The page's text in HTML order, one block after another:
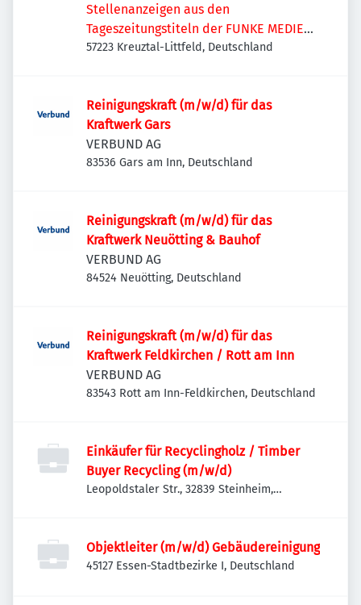
Stellenanzeigen aus den
Tageszeitungstiteln der FUNKE MEDIEN
NRW
57223 Kreuztal-Littfeld, Deutschland
Reinigungskraft (m/w/d) für das
Kraftwerk Gars
VERBUND AG
83536 Gars am Inn, Deutschland
Reinigungskraft (m/w/d) für das
Kraftwerk Neuötting & Bauhof
VERBUND AG
84524 Neuötting, Deutschland
Reinigungskraft (m/w/d) für das
Kraftwerk Feldkirchen / Rott am Inn
VERBUND AG
83543 Rott am Inn-Feldkirchen, Deutschland
Einkäufer für Recyclingholz / Timber
Buyer Recycling (m/w/d)
Leopoldstaler Str., 32839 Steinheim,
Objektleiter (m/w/d) Gebäudereinigung
45127 Essen-Stadtbezirke I, Deutschland